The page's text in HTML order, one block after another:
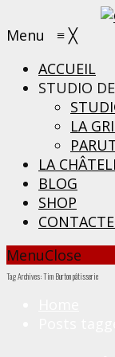
Menu ≡ ╳
ACCUEIL
STUDIO
LA
LA
BLOG
SHOP
MenuClose
Tag Archives: Tim Burton pâtisserie